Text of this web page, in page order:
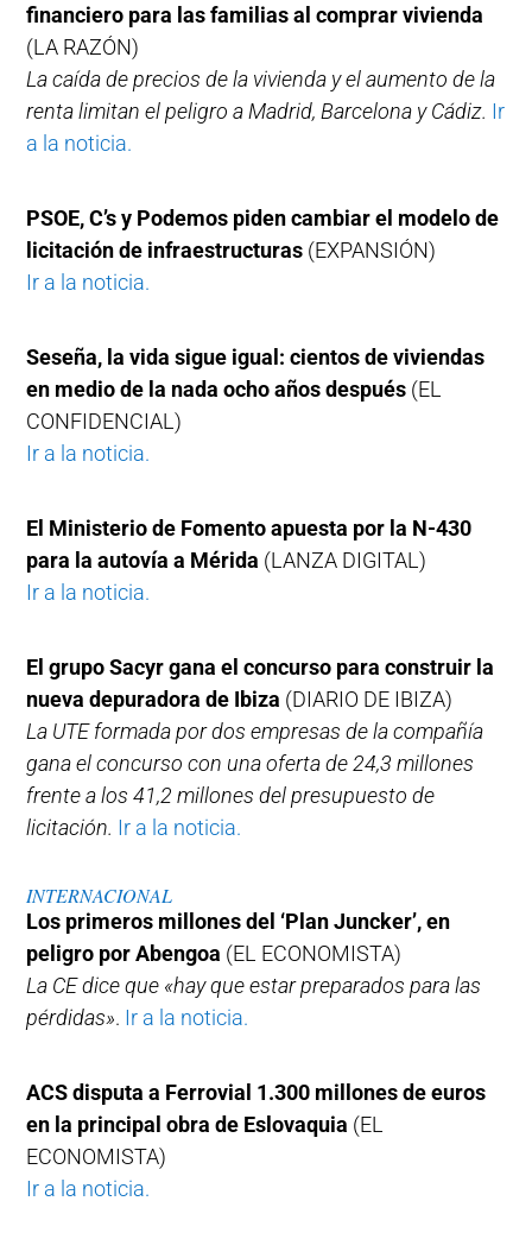
financiero para las familias al comprar vivienda
(LA RAZÓN)
La caída de precios de la vivienda y el aumento de la
renta limitan el peligro a Madrid, Barcelona y Cádiz. Ir
a la noticia.
PSOE, C’s y Podemos piden cambiar el modelo de
licitación de infraestructuras (EXPANSIÓN)
Ir a la noticia.
Seseña, la vida sigue igual: cientos de viviendas
en medio de la nada ocho años después (EL
CONFIDENCIAL)
Ir a la noticia.
El Ministerio de Fomento apuesta por la N-430
para la autovía a Mérida (LANZA DIGITAL)
Ir a la noticia.
El grupo Sacyr gana el concurso para construir la
nueva depuradora de Ibiza (DIARIO DE IBIZA)
La UTE formada por dos empresas de la compañía
gana el concurso con una oferta de 24,3 millones
frente a los 41,2 millones del presupuesto de
licitación. Ir a la noticia.
INTERNACIONAL
Los primeros millones del ‘Plan Juncker’, en
peligro por Abengoa (EL ECONOMISTA)
La CE dice que «hay que estar preparados para las
pérdidas». Ir a la noticia.
ACS disputa a Ferrovial 1.300 millones de euros
en la principal obra de Eslovaquia (EL
ECONOMISTA)
Ir a la noticia.